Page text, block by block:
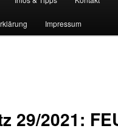
Impressum
29/2021: